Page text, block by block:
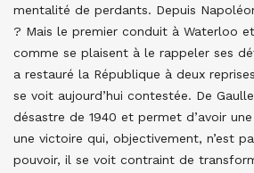
mentalité de perdants. Depuis
? Mais le premier conduit à Waterloo
comme se plaisent à le rappeler ses
a restauré la République à deux
se voit aujourd’hui contestée. De
désastre de 1940 et permet d’avoir
une victoire qui, objectivement, n’est
pouvoir, il se voit contraint de